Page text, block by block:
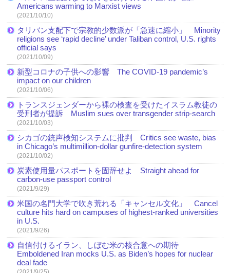
Americans warming to Marxist views
(2021/10/10)
タリバン支配下で宗教的少数派が「急速に縮小」 Minority
religions see ‘rapid decline’ under Taliban control, U.S. rights
official says
(2021/10/09)
新型コロナの子供への影響 The COVID-19 pandemic’s
impact on our children
(2021/10/06)
トランスジェンダーから裸の検査を受けたイスラム教徒の
受刑者が提訴 Muslim sues over transgender strip-search
(2021/10/03)
シカゴの銃声検知システムに批判 Critics see waste, bias
in Chicago’s multimillion-dollar gunfire-detection system
(2021/10/02)
炭素使用量パスポートを固辞せよ Straight ahead for
carbon-use passport control
(2021/9/29)
米国の名門大学で吹き荒れる「キャンセル文化」 Cancel
culture hits hard on campuses of highest-ranked universities
in U.S.
(2021/9/26)
自信付けるイラン、しぼむ米の核合意への期待
Emboldened Iran mocks U.S. as Biden’s hopes for nuclear
deal fade